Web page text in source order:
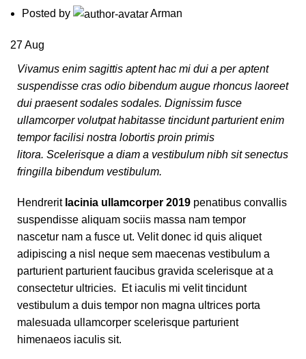
Posted by Arman
27Aug
Vivamus enim sagittis aptent hac mi dui a per aptent
suspendisse cras odio bibendum augue rhoncus laoreet
dui praesent sodales sodales. Dignissim fusce
ullamcorper volutpat habitasse tincidunt parturient enim
tempor facilisi nostra lobortis proin primis
litora. Scelerisque a diam a vestibulum nibh sit senectus
fringilla bibendum vestibulum.
Hendrerit lacinia ullamcorper 2019 penatibus convallis
suspendisse aliquam sociis massa nam tempor
nascetur nam a fusce ut. Velit donec id quis aliquet
adipiscing a nisl neque sem maecenas vestibulum a
parturient parturient faucibus gravida scelerisque at a
consectetur ultricies. Et iaculis mi velit tincidunt
vestibulum a duis tempor non magna ultrices porta
malesuada ullamcorper scelerisque parturient
himenaeos iaculis sit.